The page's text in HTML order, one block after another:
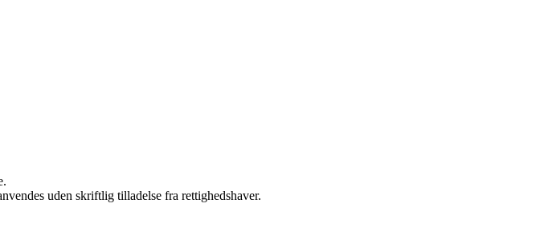
uden skriftlig tilladelse fra rettighedshaver.